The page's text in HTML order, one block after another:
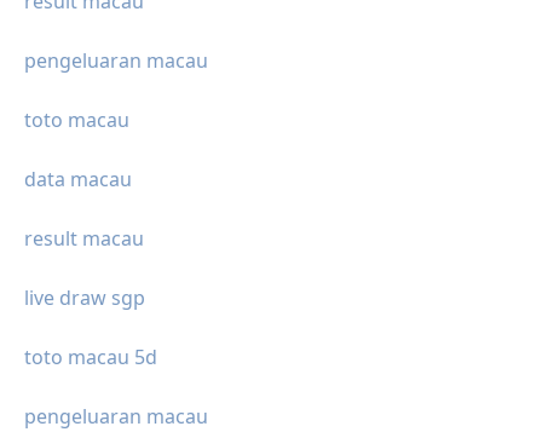
pengeluaran macau
toto macau
data macau
result macau
live draw sgp
toto macau 5d
pengeluaran macau